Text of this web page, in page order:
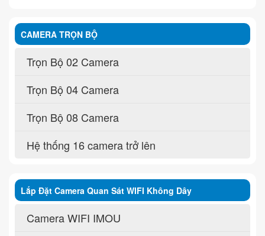
CAMERA TRỌN BỘ
Trọn Bộ 02 Camera
Trọn Bộ 04 Camera
Trọn Bộ 08 Camera
Hệ thống 16 camera trở lên
Lắp Đặt Camera Quan Sát WIFI Không Dây
Camera WIFI IMOU